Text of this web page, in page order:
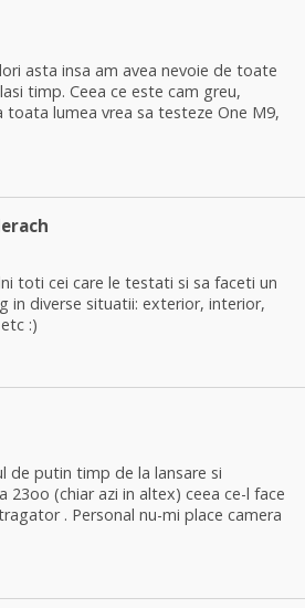
asta insa am avea nevoie de toate
timp. Ceea ce este cam greu,
toata lumea vrea sa testeze One M9,
toti cei care le testati si sa faceti un
in diverse situatii: exterior, interior,
:)
de putin timp de la lansare si
23oo (chiar azi in altex) ceea ce-l face
. Personal nu-mi place camera